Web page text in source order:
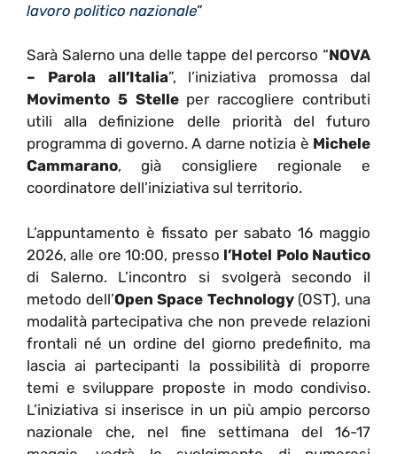
lavoro politico nazionale”
Sarà Salerno una delle tappe del percorso “NOVA
– Parola all’Italia”, l’iniziativa promossa dal
Movimento 5 Stelleper raccogliere contributi
utili alla definizione delle priorità del futuro
programma di governo. A darne notizia è Michele
Cammarano, già consigliere regionale e
coordinatore dell’iniziativa sul territorio.
L’appuntamento è fissato per sabato 16 maggio
2026, alle ore 10:00, presso l’Hotel Polo Nautico
di Salerno. L’incontro si svolgerà secondo il
metodo dell’Open Space Technology(OST), una
modalità partecipativa che non prevede relazioni
frontali né un ordine del giorno predefinito, ma
lascia ai partecipanti la possibilità di proporre
temi e sviluppare proposte in modo condiviso.
L’iniziativa si inserisce in un più ampio percorso
nazionale che, nel fine settimana del 16-17